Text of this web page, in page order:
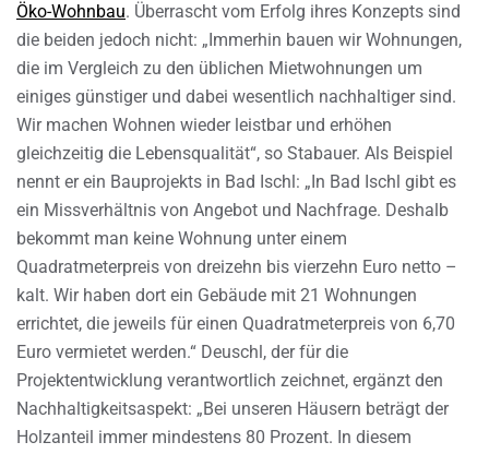
Öko-Wohnbau. Überrascht vom Erfolg ihres Konzepts sind
die beiden jedoch nicht: „Immerhin bauen wir Wohnungen,
die im Vergleich zu den üblichen Mietwohnungen um
einiges günstiger und dabei wesentlich nachhaltiger sind.
Wir machen Wohnen wieder leistbar und erhöhen
gleichzeitig die Lebensqualität“, so Stabauer. Als Beispiel
nennt er ein Bauprojekts in Bad Ischl: „In Bad Ischl gibt es
ein Missverhältnis von Angebot und Nachfrage. Deshalb
bekommt man keine Wohnung unter einem
Quadratmeterpreis von dreizehn bis vierzehn Euro netto –
kalt. Wir haben dort ein Gebäude mit 21 Wohnungen
errichtet, die jeweils für einen Quadratmeterpreis von 6,70
Euro vermietet werden.“ Deuschl, der für die
Projektentwicklung verantwortlich zeichnet, ergänzt den
Nachhaltigkeitsaspekt: „Bei unseren Häusern beträgt der
Holzanteil immer mindestens 80 Prozent. In diesem